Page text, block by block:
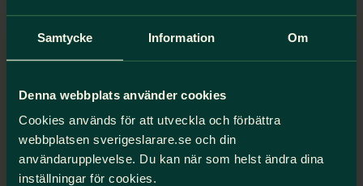
Samtycke Information Om
Denna webbplats använder cookies
Cookies används för att utveckla och förbättra
webbplatsen sverigeslarare.se och din
användarupplevelse. Du kan när som helst ändra dina
inställningar för cookies.
och aktiviteter
aktiviteter.
Delta i sådant som är relevant för dig och
ditt uppdrag.
Följ din utveckling och hitta material och
länkar.